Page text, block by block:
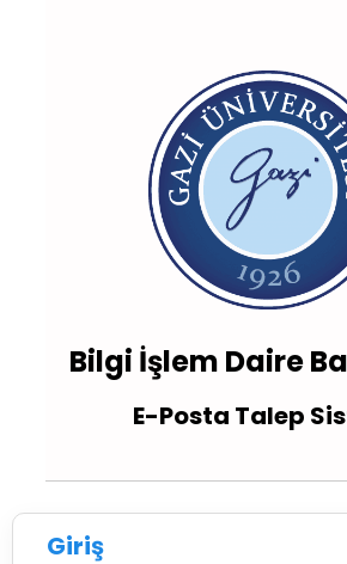
Bilgi İşlem Daire
E-Posta Talep
Giriş